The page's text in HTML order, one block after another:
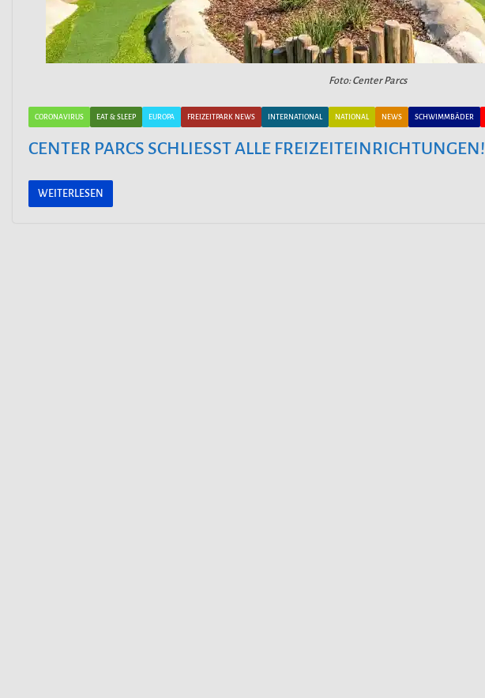
Foto: Center Parcs
CORONAVIRUS EAT & SLEEP EUROPA FREIZEITPARK NEWS INTERNATIONAL NATIONAL NEWS SCHWIMMBÄDER
CENTER PARCS SCHLIESST ALLE FREIZEITEINRICHTUNGEN!
WEITERLESEN